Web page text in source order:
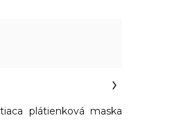
plátienková maska